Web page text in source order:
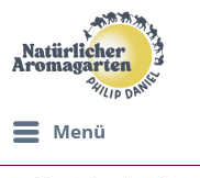
Menü